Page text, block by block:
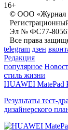
16+
© ООО «Журнал
Эл № ФС77-
Все права
telegram дзен
Редакция
популярное
стиль жизни
HUAWEI MatePad
Результаты тест-
дизайнерского